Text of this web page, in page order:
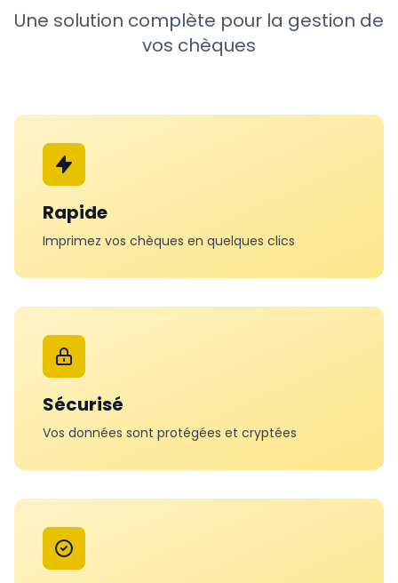
Une solution complète pour la gestion de
vos chèques
Rapide
Imprimez vos chèques en quelques clics
Sécurisé
Vos données sont protégées et cryptées